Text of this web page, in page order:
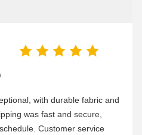
with durable fabric and
was fast and secure,
Customer service